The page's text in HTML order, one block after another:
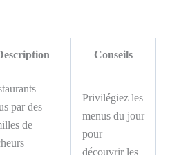
Conseils
par des
de
Privilégiez les
menus du jour
pour
découvrir les